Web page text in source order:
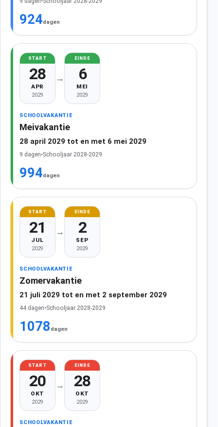
924dagen
START
28
APR
2029
→
EINDE
6
MEI
2029
SCHOOLVAKANTIE
Meivakantie
28 april 2029 tot en met 6 mei 2029
9 dagen•Schooljaar 2028-2029
994dagen
START
21
JUL
2029
→
EINDE
2
SEP
2029
SCHOOLVAKANTIE
Zomervakantie
21 juli 2029 tot en met 2 september 2029
44 dagen•Schooljaar 2028-2029
1078 dagen
START
20
OKT
2029
→
EINDE
28
OKT
2029
SCHOOLVAKANTIE